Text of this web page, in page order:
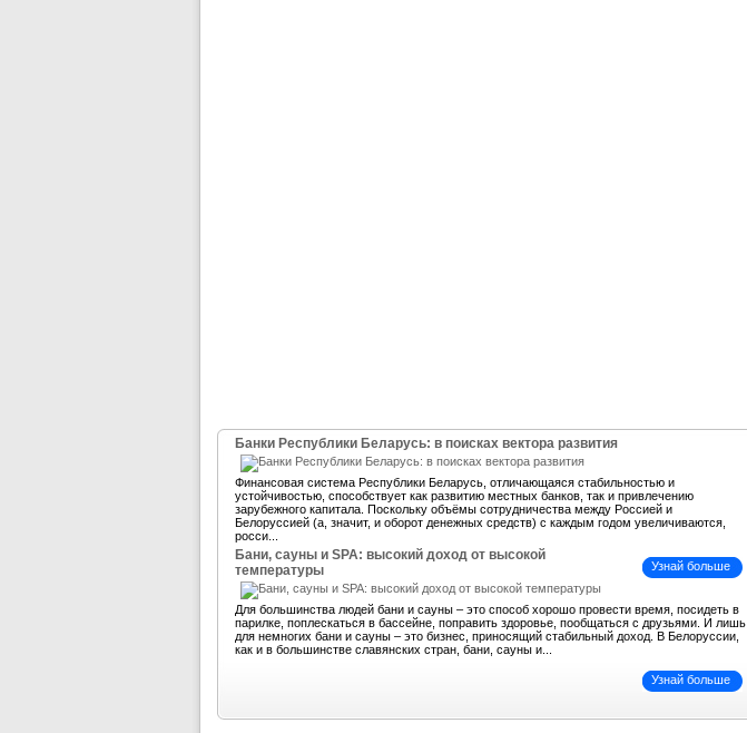
Банки Республики Беларусь: в поисках вектора развития
Финансовая система Республики Беларусь, отличающаяся стабильностью и
устойчивостью, способствует как развитию местных банков, так и привлечению
зарубежного капитала. Поскольку объёмы сотрудничества между Россией и
Белоруссией (а, значит, и оборот денежных средств) с каждым годом увеличиваются,
росси...
Узнай больше
Бани, сауны и SPA: высокий доход от высокой
температуры
Для большинства людей бани и сауны – это способ хорошо провести время, посидеть в
парилке, поплескаться в бассейне, поправить здоровье, пообщаться с друзьями. И лишь
для немногих бани и сауны – это бизнес, приносящий стабильный доход. В Белоруссии,
как и в большинстве славянских стран, бани, сауны и...
Узнай больше